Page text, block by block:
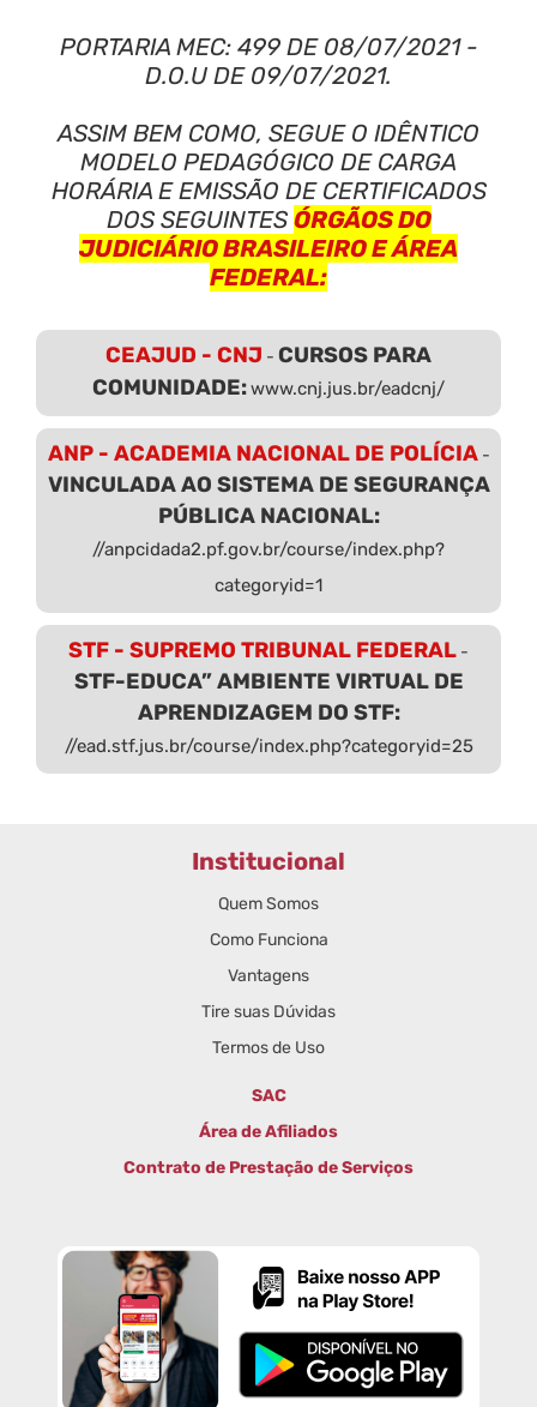
PORTARIA MEC: 499 DE 08/07/2021 -
D.O.U DE 09/07/2021.
ASSIM BEM COMO, SEGUE O IDÊNTICO
MODELO PEDAGÓGICO DE CARGA
HORÁRIA E EMISSÃO DE CERTIFICADOS
DOS SEGUINTES ÓRGÃOS DO
JUDICIÁRIO BRASILEIRO E ÁREA
FEDERAL:
CEAJUD - CNJ - CURSOS PARA
COMUNIDADE:www.cnj.jus.br/eadcnj/
ANP - ACADEMIA NACIONAL DE POLÍCIA-
VINCULADA AO SISTEMA DE SEGURANÇA
PÚBLICA NACIONAL:
//anpcidada2.pf.gov.br/course/index.php?
categoryid=1
STF - SUPREMO TRIBUNAL FEDERAL -
STF-EDUCA” AMBIENTE VIRTUAL DE
APRENDIZAGEM DO STF:
//ead.stf.jus.br/course/index.php?categoryid=25
Institucional
Quem Somos
Como Funciona
Vantagens
Tire suas Dúvidas
Termos de Uso
SAC
Área de Afiliados
Contrato de Prestação de Serviços